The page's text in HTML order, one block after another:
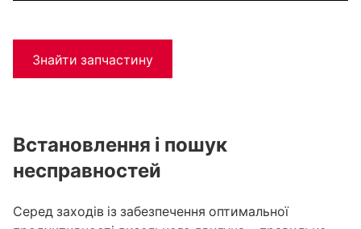
Знайти запчастину
Встановлення і пошук
несправностей
Серед заходів із забезпечення оптимальної